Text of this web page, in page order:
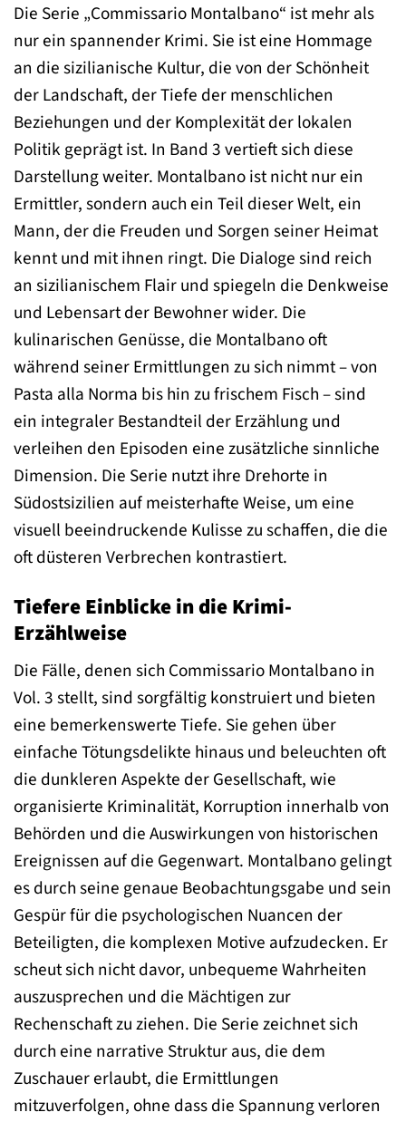
Die Serie „Commissario Montalbano“ ist mehr als
nur ein spannender Krimi. Sie ist eine Hommage
an die sizilianische Kultur, die von der Schönheit
der Landschaft, der Tiefe der menschlichen
Beziehungen und der Komplexität der lokalen
Politik geprägt ist. In Band 3 vertieft sich diese
Darstellung weiter. Montalbano ist nicht nur ein
Ermittler, sondern auch ein Teil dieser Welt, ein
Mann, der die Freuden und Sorgen seiner Heimat
kennt und mit ihnen ringt. Die Dialoge sind reich
an sizilianischem Flair und spiegeln die Denkweise
und Lebensart der Bewohner wider. Die
kulinarischen Genüsse, die Montalbano oft
während seiner Ermittlungen zu sich nimmt – von
Pasta alla Norma bis hin zu frischem Fisch – sind
ein integraler Bestandteil der Erzählung und
verleihen den Episoden eine zusätzliche sinnliche
Dimension. Die Serie nutzt ihre Drehorte in
Südostsizilien auf meisterhafte Weise, um eine
visuell beeindruckende Kulisse zu schaffen, die die
oft düsteren Verbrechen kontrastiert.
Tiefere Einblicke in die Krimi-
Erzählweise
Die Fälle, denen sich Commissario Montalbano in
Vol. 3 stellt, sind sorgfältig konstruiert und bieten
eine bemerkenswerte Tiefe. Sie gehen über
einfache Tötungsdelikte hinaus und beleuchten oft
die dunkleren Aspekte der Gesellschaft, wie
organisierte Kriminalität, Korruption innerhalb von
Behörden und die Auswirkungen von historischen
Ereignissen auf die Gegenwart. Montalbano gelingt
es durch seine genaue Beobachtungsgabe und sein
Gespür für die psychologischen Nuancen der
Beteiligten, die komplexen Motive aufzudecken. Er
scheut sich nicht davor, unbequeme Wahrheiten
auszusprechen und die Mächtigen zur
Rechenschaft zu ziehen. Die Serie zeichnet sich
durch eine narrative Struktur aus, die dem
Zuschauer erlaubt, die Ermittlungen
mitzuverfolgen, ohne dass die Spannung verloren